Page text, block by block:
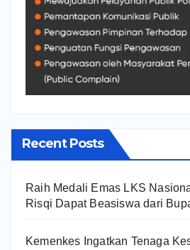
Recent Posts
Raih Medali Emas LKS
Risqi Dapat Beasiswa dari
Kemenkes Ingatkan Tenaga